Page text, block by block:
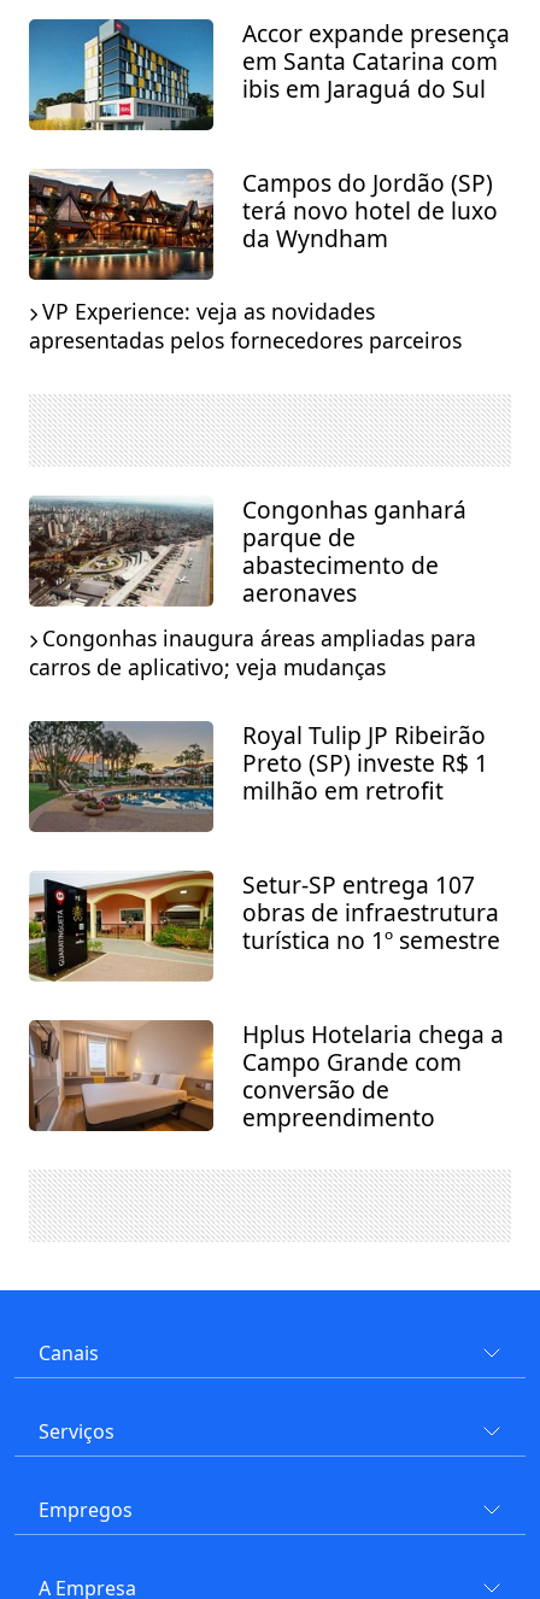
Accor expande presença
em Santa Catarina com
ibis em Jaraguá do Sul
Campos do Jordão (SP)
terá novo hotel de luxo
da Wyndham
VP Experience: veja as novidades
apresentadas pelos fornecedores parceiros
Congonhas ganhará
parque de
abastecimento de
aeronaves
Congonhas inaugura áreas ampliadas para
carros de aplicativo; veja mudanças
Royal Tulip JP Ribeirão
Preto (SP) investe R$ 1
milhão em retrofit
Setur-SP entrega 107
obras de infraestrutura
turística no 1º semestre
Hplus Hotelaria chega a
Campo Grande com
conversão de
empreendimento
Canais
Serviços
Empregos
A Empresa